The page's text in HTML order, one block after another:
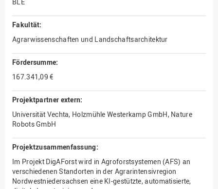
Fakultät:
Agrarwissenschaften und Landschaftsarchitektur
Fördersumme:
167.341,09 €
Projektpartner extern:
Universität Vechta, Holzmühle Westerkamp GmbH, Nature
Robots GmbH
Projektzusammenfassung:
Im Projekt DigAForst wird in Agroforstsystemen (AFS) an
verschiedenen Standorten in der Agrarintensivregion
Nordwestniedersachsen eine KI-gestützte, automatisierte,